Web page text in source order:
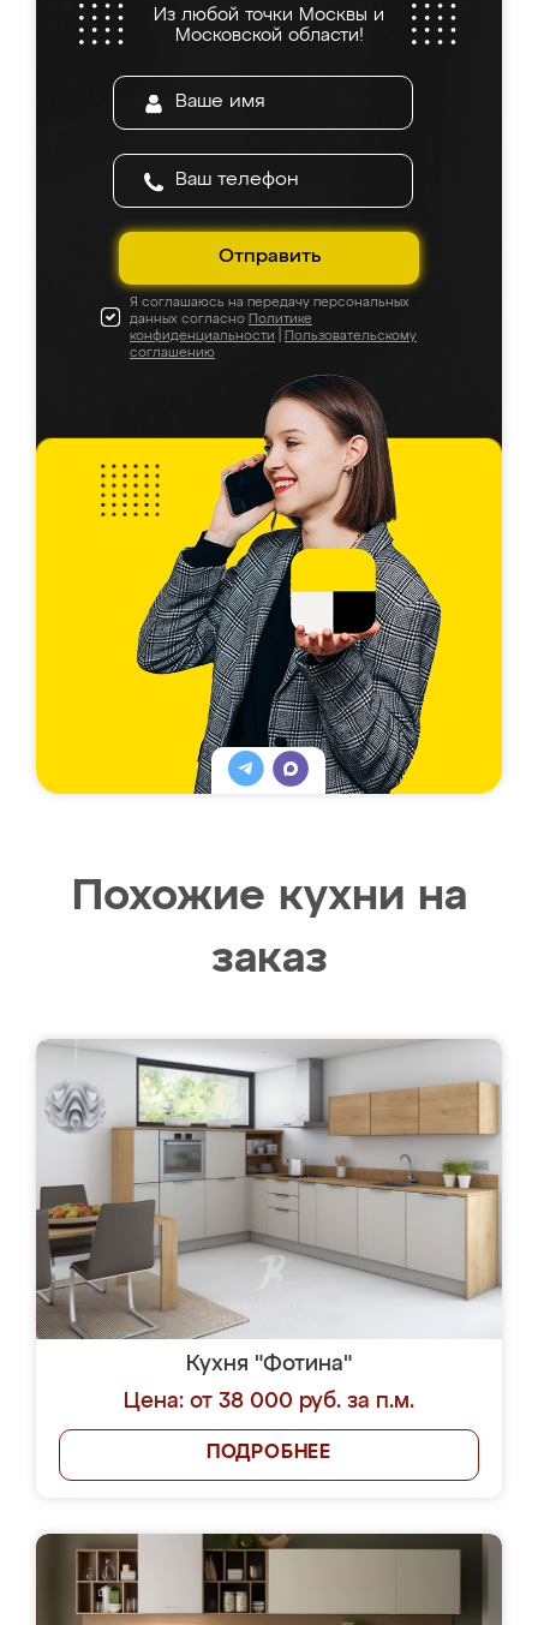
Из любой точки Москвы и
Московской области!
Отправить
Я соглашаюсь на передачу персональных
данных согласно Политике
конфиденциальности
Пользовательскому
соглашению
Похожие кухни на
заказ
Кухня "Фотина"
Цена: от 38 000 руб. за п.м.
ПОДРОБНЕЕ